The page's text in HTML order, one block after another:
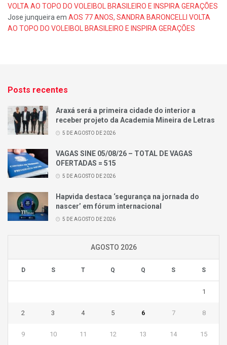
VOLTA AO TOPO DO VOLEIBOL BRASILEIRO E INSPIRA GERAÇÕES
Jose junqueira em AOS 77 ANOS, SANDRA BARONCELLI VOLTA
AO TOPO DO VOLEIBOL BRASILEIRO E INSPIRA GERAÇÕES
Posts recentes
Araxá será a primeira cidade do interior a
receber projeto da Academia Mineira de Letras
5 DE AGOSTO DE 2026
VAGAS SINE 05/08/26 – TOTAL DE VAGAS
OFERTADAS = 515
5 DE AGOSTO DE 2026
Hapvida destaca ‘segurança na jornada do
nascer’ em fórum internacional
5 DE AGOSTO DE 2026
AGOSTO 2026
D S T Q Q S S
1
2 3 4 5 6 7 8
9 10 11 12 13 14 15